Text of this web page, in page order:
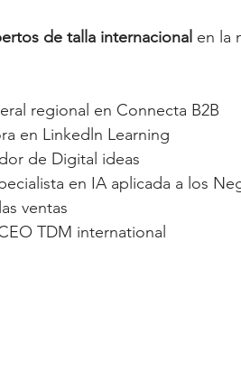
de talla internacional en la
regional en Connecta B2B
en Linkedln Learning
de Digital ideas
en IA aplicada a los
ventas
TDM international